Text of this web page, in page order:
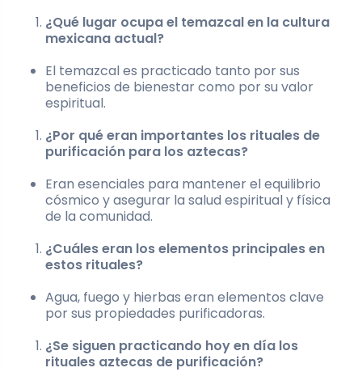
¿Qué lugar ocupa el temazcal en la cultura
mexicana actual?
El temazcal es practicado tanto por sus
beneficios de bienestar como por su valor
espiritual.
¿Por qué eran importantes los rituales de
purificación para los aztecas?
Eran esenciales para mantener el equilibrio
cósmico y asegurar la salud espiritual y física
de la comunidad.
¿Cuáles eran los elementos principales en
estos rituales?
Agua, fuego y hierbas eran elementos clave
por sus propiedades purificadoras.
¿Se siguen practicando hoy en día los
rituales aztecas de purificación?